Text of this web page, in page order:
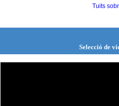
Tuits
Selecció de